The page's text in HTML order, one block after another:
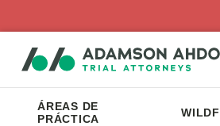
ÁREAS DE
PRÁCTICA